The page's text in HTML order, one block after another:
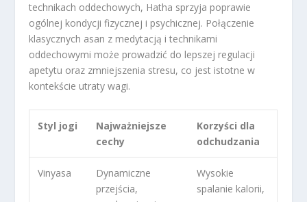
technikach oddechowych, Hatha sprzyja poprawie
ogólnej kondycji fizycznej i psychicznej. Połączenie
klasycznych asan z medytacją i technikami
oddechowymi może prowadzić do lepszej regulacji
apetytu oraz zmniejszenia stresu, co jest istotne w
kontekście utraty wagi.
Styl jogi
Najważniejsze
cechy
Korzyści dla
odchudzania
Vinyasa
Dynamiczne
przejścia,
Wysokie
spalanie kalorii,